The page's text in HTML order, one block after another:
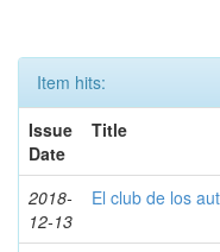
Item hits:
Issue
Date
Title
2018-
12-13
El club de los